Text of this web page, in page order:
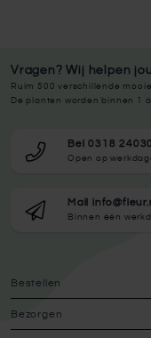
Vragen? Wij helpen
Ruim 500 verschillende
De planten worden binnen 1
Bel 0318
Open op
Mail
Binnen één
Bestellen
Bezorgen